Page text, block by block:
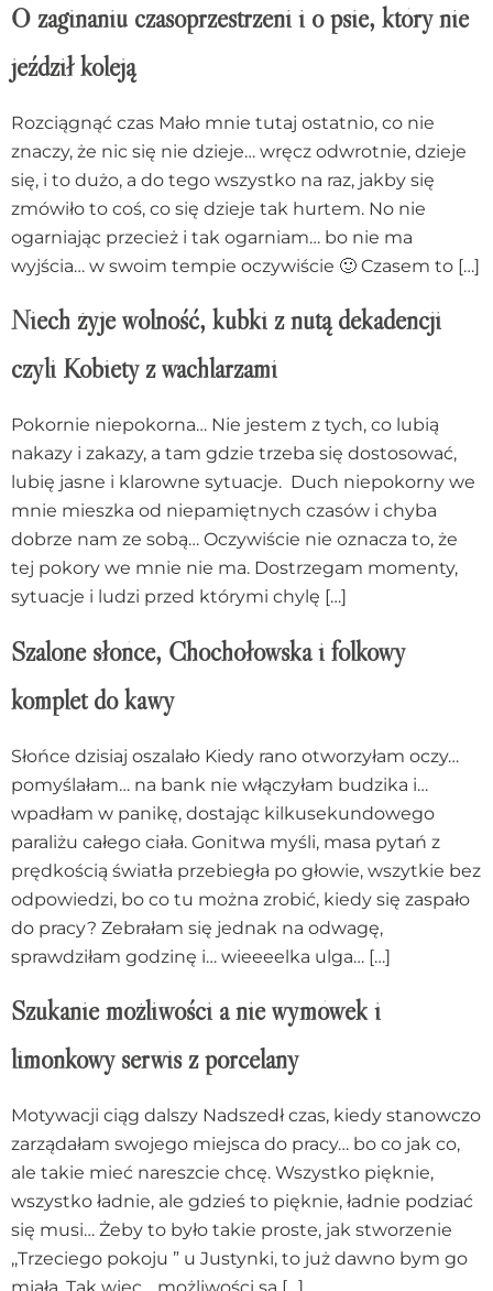
O zaginaniu czasoprzestrzeni i o psie, który nie
jeździł koleją
Rozciągnąć czas Mało mnie tutaj ostatnio, co nie
znaczy, że nic się nie dzieje… wręcz odwrotnie, dzieje
się, i to dużo, a do tego wszystko na raz, jakby się
zmówiło to coś, co się dzieje tak hurtem. No nie
ogarniając przecież i tak ogarniam… bo nie ma
wyjścia… w swoim tempie oczywiście 🙂 Czasem to […]
Niech żyje wolność, kubki z nutą dekadencji
czyli Kobiety z wachlarzami
Pokornie niepokorna… Nie jestem z tych, co lubią
nakazy i zakazy, a tam gdzie trzeba się dostosować,
lubię jasne i klarowne sytuacje. Duch niepokorny we
mnie mieszka od niepamiętnych czasów i chyba
dobrze nam ze sobą… Oczywiście nie oznacza to, że
tej pokory we mnie nie ma. Dostrzegam momenty,
sytuacje i ludzi przed którymi chylę […]
Szalone słońce, Chochołowska i folkowy
komplet do kawy
Słońce dzisiaj oszalało Kiedy rano otworzyłam oczy…
pomyślałam… na bank nie włączyłam budzika i…
wpadłam w panikę, dostając kilkusekundowego
paraliżu całego ciała. Gonitwa myśli, masa pytań z
prędkością światła przebiegła po głowie, wszytkie bez
odpowiedzi, bo co tu można zrobić, kiedy się zaspało
do pracy? Zebrałam się jednak na odwagę,
sprawdziłam godzinę i… wieeeelka ulga… […]
Szukanie możliwości a nie wymówek i
limonkowy serwis z porcelany
Motywacji ciąg dalszy Nadszedł czas, kiedy stanowczo
zarządałam swojego miejsca do pracy… bo co jak co,
ale takie mieć nareszcie chcę. Wszystko pięknie,
wszystko ładnie, ale gdzieś to pięknie, ładnie podziać
się musi… Żeby to było takie proste, jak stworzenie
,,Trzeciego pokoju ” u Justynki, to już dawno bym go